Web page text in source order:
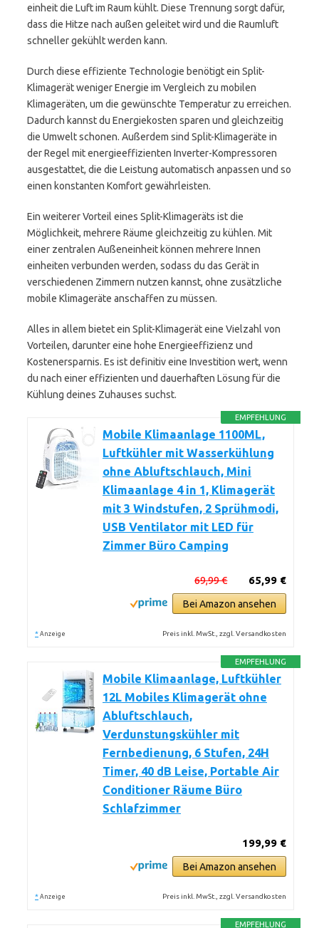
einheit die Luft im Raum kühlt. Diese Trennung sorgt dafür,
dass die Hitze nach außen geleitet wird und die Raumluft
schneller gekühlt werden kann.
Durch diese effiziente Technologie benötigt ein Split-
Klimagerät weniger Energie im Vergleich zu mobilen
Klimageräten, um die gewünschte Temperatur zu erreichen.
Dadurch kannst du Energiekosten sparen und gleichzeitig
die Umwelt schonen. Außerdem sind Split-Klimageräte in
der Regel mit energieeffizienten Inverter-Kompressoren
ausgestattet, die die Leistung automatisch anpassen und so
einen konstanten Komfort gewährleisten.
Ein weiterer Vorteil eines Split-Klimageräts ist die
Möglichkeit, mehrere Räume gleichzeitig zu kühlen. Mit
einer zentralen Außeneinheit können mehrere Innen
einheiten verbunden werden, sodass du das Gerät in
verschiedenen Zimmern nutzen kannst, ohne zusätzliche
mobile Klimageräte anschaffen zu müssen.
Alles in allem bietet ein Split-Klimagerät eine Vielzahl von
Vorteilen, darunter eine hohe Energieeffizienz und
Kostenersparnis. Es ist definitiv eine Investition wert, wenn
du nach einer effizienten und dauerhaften Lösung für die
Kühlung deines Zuhauses suchst.
EMPFEHLUNG
Mobile Klimaanlage 1100ML,
Luftkühler mit Wasserkühlung
ohne Abluftschlauch, Mini
Klimaanlage 4 in 1, Klimagerät
mit 3 Windstufen, 2 Sprühmodi,
USB Ventilator mit LED für
Zimmer Büro Camping
65,99 €
69,99 €
Bei Amazon ansehen
* Anzeige Preis inkl. MwSt., zzgl. Versandkosten
EMPFEHLUNG
Mobile Klimaanlage, Luftkühler
12L Mobiles Klimagerät ohne
Abluftschlauch,
Verdunstungskühler mit
Fernbedienung, 6 Stufen, 24H
Timer, 40 dB Leise, Portable Air
Conditioner Räume Büro
Schlafzimmer
199,99 €
Bei Amazon ansehen
* Anzeige Preis inkl. MwSt., zzgl. Versandkosten
EMPFEHLUNG